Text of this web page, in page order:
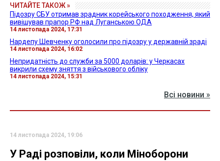
ЧИТАЙТЕ ТАКОЖ »
Підозру СБУ отримав зрадник корейського походження, який
вивішував прапор РФ над Луганською ОДА
14 листопада 2024, 17:31
Нардепу Шевченку оголосили про підозру у державній зраді
14 листопада 2024, 16:02
Непридатність до служби за 5000 доларів: у Черкасах
викрили схему зняття з військового обліку
14 листопада 2024, 15:31
Всі новини »
14 листопада 2024, 19:06
У Раді розповіли, коли Міноборони